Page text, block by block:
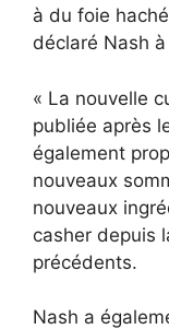
à du foie
déclaré Nash à
« La nouvelle
publiée après
également
nouveaux
nouveaux
casher depuis
précédents.
Nash a